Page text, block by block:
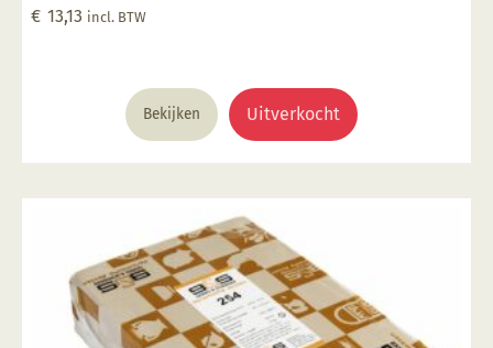
€ 13,13 incl. BTW
Bekijken Uitverkocht